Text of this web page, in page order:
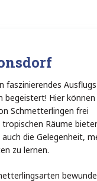
faszinierendes
Hier können
Schmetterlingen frei
Räume
die Gelegenheit,
zu lernen.